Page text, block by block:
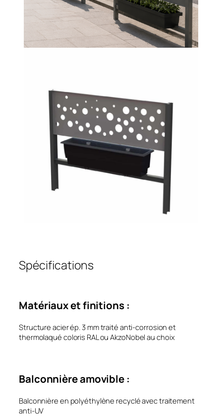
Spécifications
Matériaux et finitions :
Structure acier ép. 3 mm traité anti-corrosion et
thermolaqué coloris RAL ou AkzoNobel au choix
Balconnière amovible :
Balconnière en polyéthylène recyclé avec traitement
anti-UV